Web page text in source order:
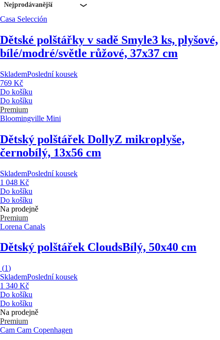
Nejprodávanější
Casa Selección
Dětské polštářky v sadě Smyle3 ks, plyšové,
bílé/modré/světle růžové, 37x37 cm
SklademPoslední kousek
769 Kč
Do košíku
Do košíku
Premium
Bloomingville Mini
Dětský polštářek DollyZ mikroplyše,
černobílý, 13x56 cm
SklademPoslední kousek
1 048 Kč
Do košíku
Do košíku
Na prodejně
Premium
Lorena Canals
Dětský polštářek CloudsBílý, 50x40 cm
(1)
SklademPoslední kousek
1 340 Kč
Do košíku
Do košíku
Na prodejně
Premium
Cam Cam Copenhagen